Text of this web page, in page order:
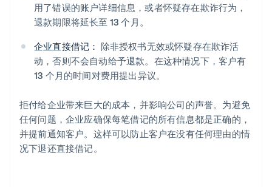
用了错误的账户详细信息，或者怀疑存在欺诈行为，
退款期限将延长至 13 个月。
企业直接借记： 除非授权书无效或怀疑存在欺诈活
动，否则不会自动给予退款。在这种情况下，客户有
13 个月的时间对费用提出异议。
拒付给企业带来巨大的成本，并影响公司的声誉。为避免
任何问题，企业应确保每笔借记的所有信息都是正确的，
并提前通知客户。这样可以防止客户在没有任何理由的情
况下退还直接借记。